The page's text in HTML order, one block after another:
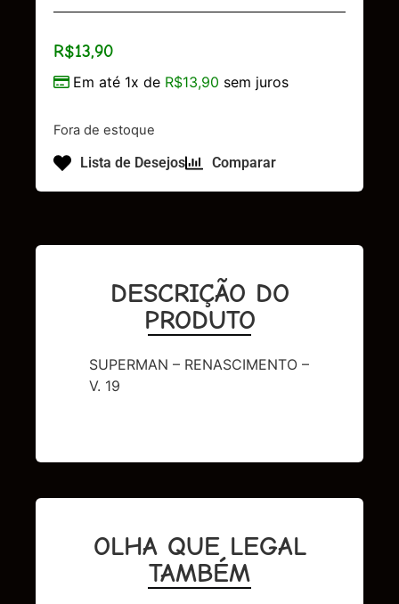
R$13,90
Em até 1x de R$13,90 sem juros
Fora de estoque
Lista de Desejos Comparar
DESCRIÇÃO DO
PRODUTO
SUPERMAN – RENASCIMENTO –
V. 19
OLHA QUE LEGAL
TAMBÉM